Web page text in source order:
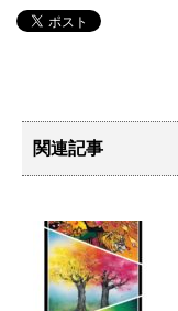
関連記事